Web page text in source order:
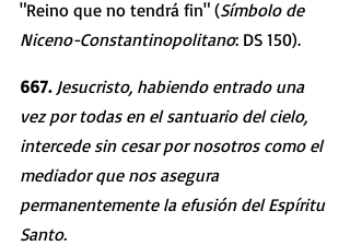
"Reino que no tendrá fin" (Símbolo de
Niceno-Constantinopolitano: DS 150).
667. Jesucristo, habiendo entrado una
vez por todas en el santuario del cielo,
intercede sin cesar por nosotros como el
mediador que nos asegura
permanentemente la efusión del Espíritu
Santo.